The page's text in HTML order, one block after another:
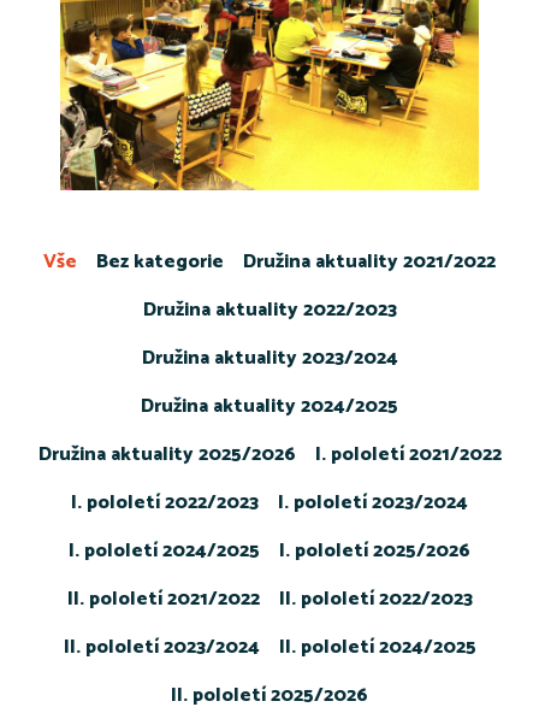
Bez kategorie
Družina aktuality 2021/2022
Družina aktuality 2022/2023
Družina aktuality 2023/2024
Družina aktuality 2024/2025
Družina aktuality 2025/2026
I. pololetí 2021/2022
I. pololetí 2022/2023
I. pololetí 2023/2024
I. pololetí 2024/2025
I. pololetí 2025/2026
II. pololetí 2021/2022
II. pololetí 2022/2023
II. pololetí 2023/2024
II. pololetí 2024/2025
II. pololetí 2025/2026
Vše